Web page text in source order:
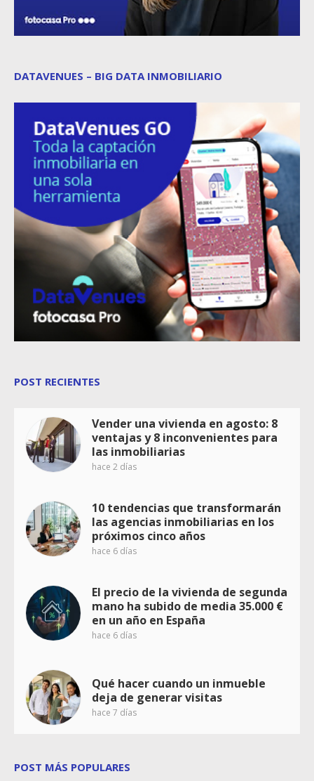
DATAVENUES – BIG DATA INMOBILIARIO
POST RECIENTES
Vender una vivienda en agosto: 8
ventajas y 8 inconvenientes para
las inmobiliarias
hace 2 días
10 tendencias que transformarán
las agencias inmobiliarias en los
próximos cinco años
hace 6 días
El precio de la vivienda de segunda
mano ha subido de media 35.000 €
en un año en España
hace 6 días
Qué hacer cuando un inmueble
deja de generar visitas
hace 7 días
POST MÁS POPULARES